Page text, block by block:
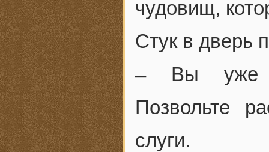
чудовищ,
Стук в дверь
– Вы уже
Позвольте
слуги.